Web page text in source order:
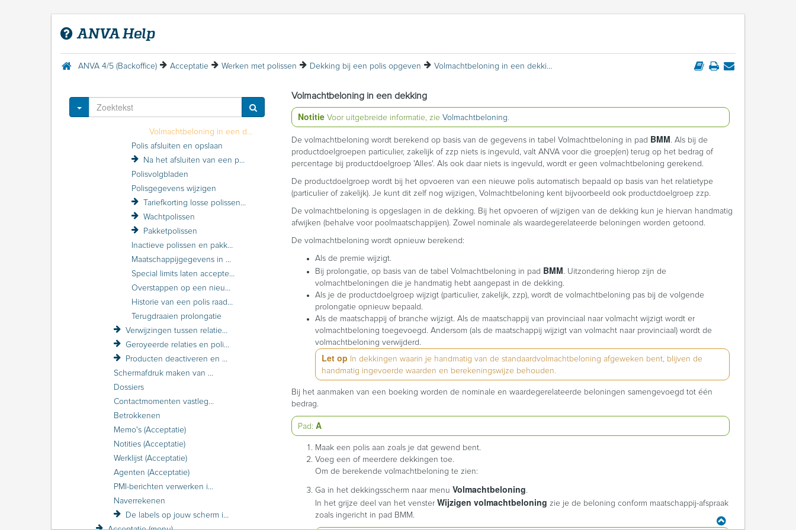
ANVA Help
ANVA 4/5 (Backoffice) Acceptatie Werken met polissen Dekking bij een polis opgeven Volmachtbeloning in een dekking
Toggle Dropdown
Inleiding Acceptatie
Werken met relaties
Dekking bij een polis opgeven
Polis afsluiten en opslaan
Na het afsluiten van een polis: polisvervolgacties
Polisvolgbladen
Polisgegevens wijzigen
Tariefkorting losse polissen (volmacht)
Wachtpolissen
Pakketpolissen
Inactieve polissen en pakketten
Maatschappijgegevens in de polis raadplegen
Special limits laten accepteren door de maatschappij
Overstappen op een nieuw product
Historie van een polis raadplegen
Terugdraaien prolongatie
Verwijzingen tussen relaties en polissen
Geroyeerde relaties en polissen
Producten deactiveren en activeren
Schermafdruk maken van een relatie of polis
Dossiers
Contactmomenten vastleggen
Betrokkenen
Memo's (Acceptatie)
Notities (Acceptatie)
Werklijst (Acceptatie)
Agenten (Acceptatie)
PMI-berichten verwerken in Acceptatie
Naverrekenen
De labels op jouw scherm in Acceptatie
Volmachtbeloning in een dekking
Notitie Voor uitgebreide informatie, zie Volmachtbeloning
De volmachtbeloning wordt berekend op basis van de gegevens in tabel Volmachtbeloning in pad BMM . Als bij de
productdoelgroepen particulier, zakelijk of zzp niets is ingevuld, valt ANVA voor die groep(en) terug op het bedrag of
percentage bij productdoelgroep 'Alles'. Als ook daar niets is ingevuld, wordt er geen volmachtbeloning gerekend.
De productdoelgroep wordt bij het opvoeren van een nieuwe polis automatisch bepaald op basis van het relatietype
(particulier of zakelijk). Je kunt dit zelf nog wijzigen, Volmachtbeloning kent bijvoorbeeld ook productdoelgroep zzp.
De volmachtbeloning is opgeslagen in de dekking. Bij het opvoeren of wijzigen van de dekking kun je hiervan handmatig
afwijken (behalve voor poolmaatschappijen). Zowel nominale als waardegerelateerde beloningen worden getoond.
De volmachtbeloning wordt opnieuw berekend:
Als de premie wijzigt.
Bij prolongatie, op basis van de tabel Volmachtbeloning in pad BMM . Uitzondering hierop zijn de
volmachtbeloningen die je handmatig hebt aangepast in de dekking.
Als je de productdoelgroep wijzigt (particulier, zakelijk, zzp), wordt de volmachtbeloning pas bij de volgende
prolongatie opnieuw bepaald.
Als de maatschappij of branche wijzigt. Als de maatschappij van provinciaal naar volmacht wijzigt wordt er
volmachtbeloning toegevoegd. Andersom (als de maatschappij wijzigt van volmacht naar provinciaal) wordt de
volmachtbeloning verwijderd.
Let op
In dekkingen waarin je handmatig van de standaardvolmachtbeloning afgeweken bent, blijven de
handmatig ingevoerde waarden en berekeningswijze behouden.
Bij het aanmaken van een boeking worden de nominale en waardegerelateerde beloningen samengevoegd tot één
bedrag.
Pad: A
Maak een polis aan zoals je dat gewend bent.
Voeg een of meerdere dekkingen toe.
Om de berekende volmachtbeloning te zien:
Ga in het dekkingsscherm naar menu Volmachtbeloning
In het grijze deel van het venster Wijzigen volmachtbeloning zie je de beloning conform maatschappij-afspraak
zoals ingericht in pad BMM.